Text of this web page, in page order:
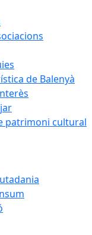
de Balenyà
patrimoni cultural